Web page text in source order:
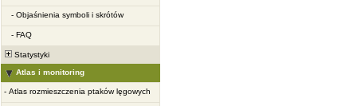
- Objaśnienia symboli i skrótów
- FAQ
Statystyki
Atlas i monitoring
- Atlas rozmieszczenia ptaków lęgowych